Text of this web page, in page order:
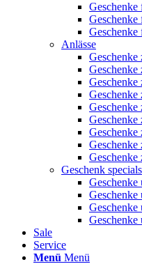
Geschenke
Geschenke
Anlässe
Geschenke
Geschenke
Geschenke
Geschenke
Geschenke
Geschenke
Geschenke
Geschenke
Geschenke
Geschenk specials
Geschenke
Geschenke
Geschenke
Geschenke
Sale
Service
Menü Menü